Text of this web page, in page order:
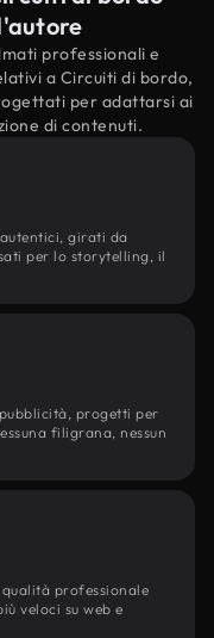
professionali e
a Circuiti di bordo,
per adattarsi ai
di contenuti.
girati da
per lo storytelling, il
progetti per
filigrana, nessun
professionale
veloci su web e